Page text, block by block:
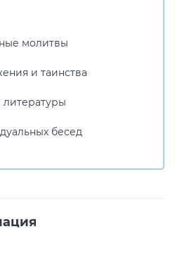
молитвы
и таинства
литературы
бесед